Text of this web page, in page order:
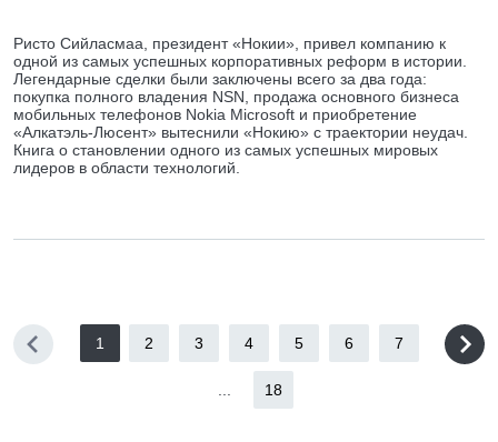
Ристо Сийласмаа, президент «Нокии», привел компанию к
одной из самых успешных корпоративных реформ в истории.
Легендарные сделки были заключены всего за два года:
покупка полного владения NSN, продажа основного бизнеса
мобильных телефонов Nokia Microsoft и приобретение
«Алкатэль-Люсент» вытеснили «Нокию» с траектории неудач.
Книга о становлении одного из самых успешных мировых
лидеров в области технологий.
1 2 3 4 5 6 7
18